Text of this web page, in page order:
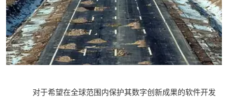
对于希望在全球范围内保护其数字创新成果的软件开发